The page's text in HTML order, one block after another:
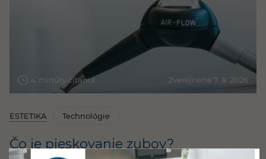
4 minúty čítania Zverejnené 7. 8. 2026
ESTETIKA Technológie
Čo je pieskovanie zubov?